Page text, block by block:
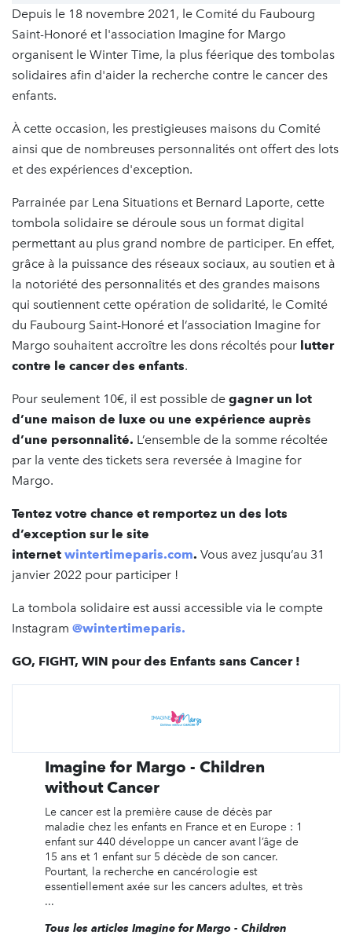
Depuis le 18 novembre 2021, le Comité du Faubourg
Saint-Honoré et l'association Imagine for Margo
organisent le Winter Time, la plus féerique des tombolas
solidaires afin d'aider la recherche contre le cancer des
enfants.
À cette occasion, les prestigieuses maisons du Comité
ainsi que de nombreuses personnalités ont offert des lots
et des expériences d'exception.
Parrainée par Lena Situations et Bernard Laporte, cette
tombola solidaire se déroule sous un format digital
permettant au plus grand nombre de participer. En effet,
grâce à la puissance des réseaux sociaux, au soutien et à
la notoriété des personnalités et des grandes maisons
qui soutiennent cette opération de solidarité, le Comité
du Faubourg Saint-Honoré et l’association Imagine for
Margo souhaitent accroître les dons récoltés pour lutter
contre le cancer des enfants.
Pour seulement 10€, il est possible de gagner un lot
d’une maison de luxe ou une expérience auprès
d’une personnalité. L’ensemble de la somme récoltée
par la vente des tickets sera reversée à Imagine for
Margo.
Tentez votre chance et remportez un des lots
d’exception sur le site
internet wintertimeparis.com. Vous avez jusqu’au 31
janvier 2022 pour participer !
La tombola solidaire est aussi accessible via le compte
Instagram @wintertimeparis.
GO, FIGHT, WIN pour des Enfants sans Cancer !
Imagine for Margo - Children
without Cancer
Le cancer est la première cause de décès par
maladie chez les enfants en France et en Europe : 1
enfant sur 440 développe un cancer avant l’âge de
15 ans et 1 enfant sur 5 décède de son cancer.
Pourtant, la recherche en cancérologie est
essentiellement axée sur les cancers adultes, et très
...
Tous les articles Imagine for Margo - Children